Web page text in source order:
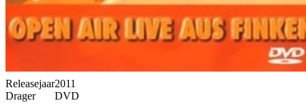
Releasejaar2011
Drager
DVD